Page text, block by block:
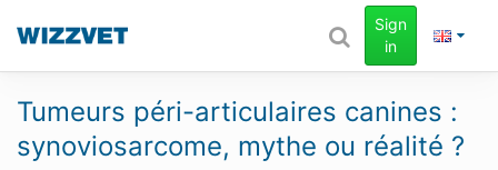
Sign
in
Tumeurs péri-articulaires canines :
synoviosarcome, mythe ou réalité ?